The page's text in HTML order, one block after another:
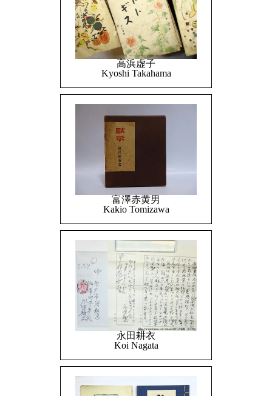
高浜虚子
Kyoshi Takahama
富澤赤黄男
Kakio Tomizawa
永田耕衣
Koi Nagata